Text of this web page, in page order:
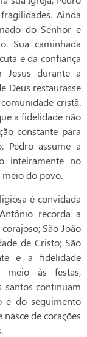
Ainda
do Senhor e
Sua caminhada
e da confiança
Jesus durante a
Deus restaurasse
cristã.
a fidelidade não
constante para
Pedro assume a
inteiramente no
meio do povo.
é convidada
recorda a
São João
de Cristo; São
e a fidelidade
meio às festas,
santos continuam
e do seguimento
de corações